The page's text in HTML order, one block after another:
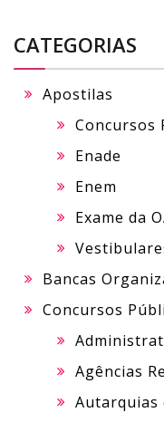
CATEGORIAS
Apostilas
Concursos
Enade
Enem
Exame da
Bancas
Concursos
Agências
Autarquias